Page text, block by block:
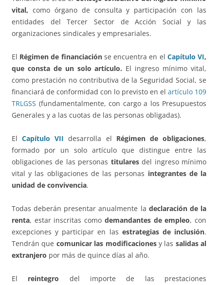
vital, como órgano de consulta y participación con las
entidades del Tercer Sector de Acción Social y las
organizaciones sindicales y empresariales.
El Régimen de financiaciónse encuentra en el Capítulo VI,
que consta de un solo artículo. El ingreso mínimo vital,
como prestación no contributiva de la Seguridad Social, se
financiará de conformidad con lo previsto en el artículo 109
TRLGSS (fundamentalmente, con cargo a los Presupuestos
Generales y a las cuotas de las personas obligadas).
ElCapítulo VII desarrolla el Régimen de obligaciones,
formado por un solo artículo que distingue entre las
obligaciones de las personas titularesdel ingreso mínimo
vital y las obligaciones de las personas integrantes de la
unidad de convivencia.
Todas deberán presentar anualmente la declaración de la
renta, estar inscritas como demandantes de empleo, con
excepciones y participar en las estrategias de inclusión.
Tendrán que comunicar las modificacionesy las salidas al
extranjero por más de quince días al año.
El reintegro del importe de las prestaciones